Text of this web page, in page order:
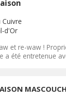
Cuivre
d'Or
et re-waw !
a été entretenue